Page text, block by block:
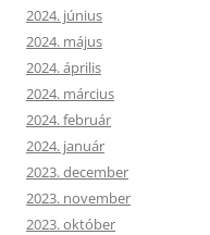
2024. június
2024. május
2024. április
2024. március
2024. február
2024. január
2023. december
2023. november
2023. október